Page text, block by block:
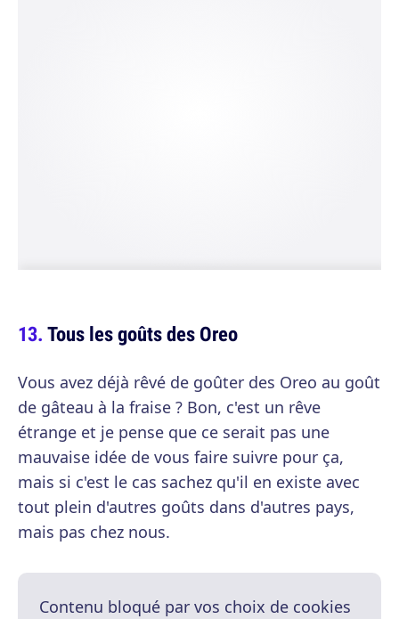
Tous les goûts des Oreo
Vous avez déjà rêvé de goûter des Oreo au goût
de gâteau à la fraise ? Bon, c'est un rêve
étrange et je pense que ce serait pas une
mauvaise idée de vous faire suivre pour ça,
mais si c'est le cas sachez qu'il en existe avec
tout plein d'autres goûts dans d'autres pays,
mais pas chez nous.
Contenu bloqué par vos choix de cookies